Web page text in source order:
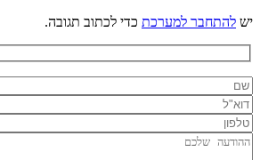
יש להתחבר למערכת כדי לכתוב תגובה.